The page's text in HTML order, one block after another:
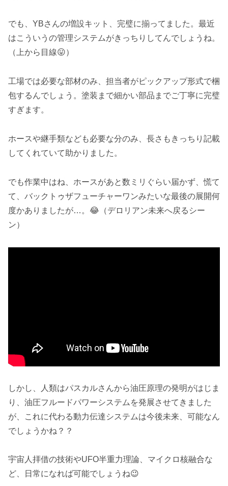
でも、YBさんの増設キット、完璧に揃ってました。最近
はこういうの管理システムがきっちりしてんでしょうね。
（上から目線😛）
工場では必要な部材のみ、担当者がピックアップ形式で梱
包するんでしょう。塗装まで細かい部品までご丁寧に完璧
すぎます。
ホースや継手類なども必要な分のみ、長さもきっちり記載
してくれていて助かりました。
でも作業中はね、ホースがあと数ミリぐらい届かず、慌て
て、バックトゥザフューチャーワンみたいな最後の展開何
度かありましたが…。😂（デロリアン未来へ戻るシー
ン）
しかし、人類はパスカルさんから油圧原理の発明がはじま
り、油圧フルードパワーシステムを発展させてきました
が、これに代わる動力伝達システムは今後未来、可能なん
でしょうかね？？
宇宙人拝借の技術やUFO半重力理論、マイクロ核融合な
ど、日常になれば可能でしょうね😉